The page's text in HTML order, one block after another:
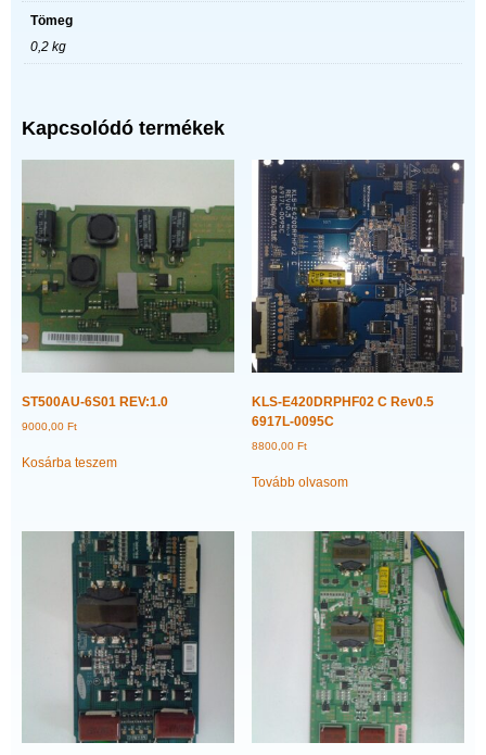
Tömeg
0,2 kg
Kapcsolódó termékek
ST500AU-6S01 REV:1.0
9000,00 Ft
Kosárba teszem
KLS-E420DRPHF02 C Rev0.5
6917L-0095C
8800,00Ft
Tovább olvasom